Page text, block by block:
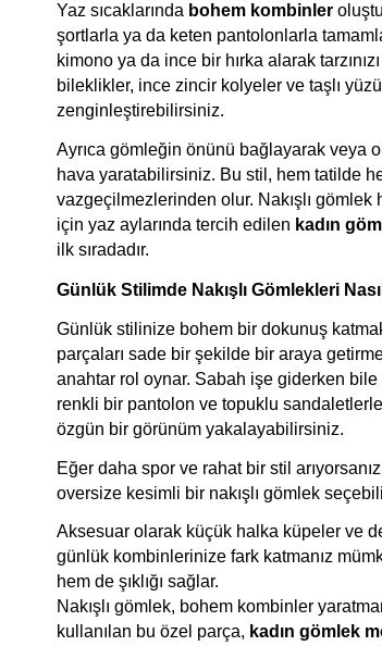
Yaz sıcaklarında bohem kombinler
şortlarla ya da keten pantolonlarla
kimono ya da ince bir hırka alarak
bileklikler, ince zincir kolyeler ve taşlı
zenginleştirebilirsiniz.
Ayrıca gömleğin önünü bağlayarak veya
hava yaratabilirsiniz. Bu stil, hem tatilde
vazgeçilmezlerinden olur. Nakışlı gömlek
için yaz aylarında tercih edilen kadın
ilk sıradadır.
Günlük Stilimde Nakışlı Gömlekleri
Günlük stilinize bohem bir dokunuş
parçaları sade bir şekilde bir araya
anahtar rol oynar. Sabah işe giderken
renkli bir pantolon ve topuklu
özgün bir görünüm yakalayabilirsiniz.
Eğer daha spor ve rahat bir stil
oversize kesimli bir nakışlı gömlek
Aksesuar olarak küçük halka küpeler ve
günlük kombinlerinize fark katmanız
hem de şıklığı sağlar.
Nakışlı gömlek, bohem kombinler
kullanılan bu özel parça, kadın gömlek